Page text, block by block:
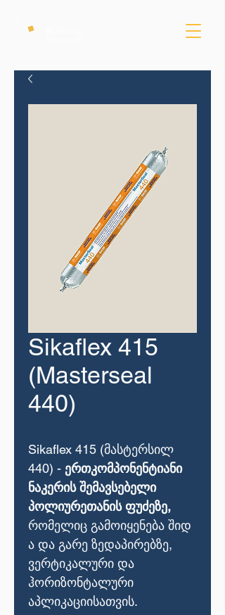
Sikaflex 415
(Masterseal
440)
Sikaflex 415 (მასტერსილ
440) - ერთკომპონენტიანი
ნაკერის შემავსებელი
პოლიურეთანის ფუძეზე,
რომელიც გამოიყენება შიდ
ა და გარე ზედაპირებზე,
ვერტიკალური და
ჰორიზონტალური
აპლიკაციისათვის.